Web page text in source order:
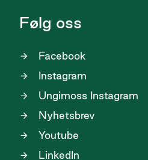
Følg oss
Facebook
Instagram
Ungimoss Instagram
Nyhetsbrev
Youtube
LinkedIn